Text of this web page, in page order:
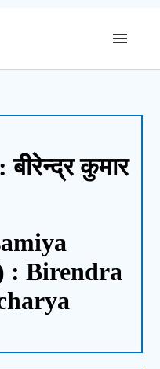
कुमार
: Birendra